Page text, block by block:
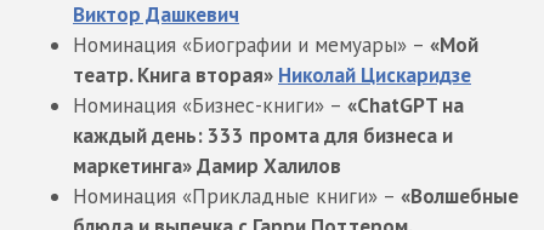
Виктор Дашкевич
Номинация «Биографии и мемуары» – «Мой
театр. Книга вторая» Николай Цискаридзе
Номинация «Бизнес-книги» – «ChatGPT на
каждый день: 333 промта для бизнеса и
маркетинга» Дамир Халилов
Номинация «Прикладные книги» – «Волшебные